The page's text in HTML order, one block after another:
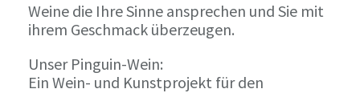
Weine die Ihre Sinne ansprechen und Sie mit
ihrem Geschmack überzeugen.
Unser Pinguin-Wein:
Ein Wein- und Kunstprojekt für den